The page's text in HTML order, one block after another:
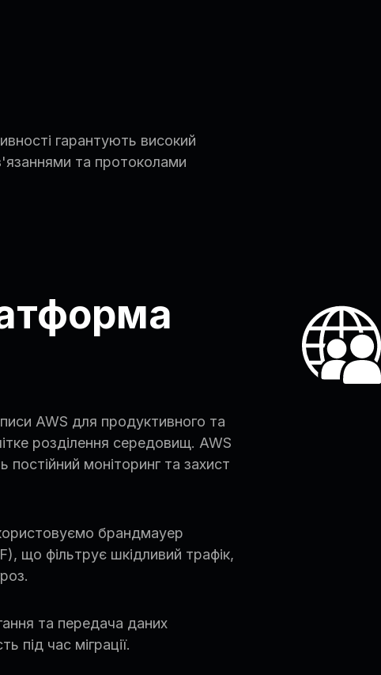
гарантують високий
та протоколами
AWS для продуктивного та
розділення середовищ. AWS
моніторинг та захист
брандмауер
що фільтрує шкідливий трафік,
та передача даних
під час міграції.